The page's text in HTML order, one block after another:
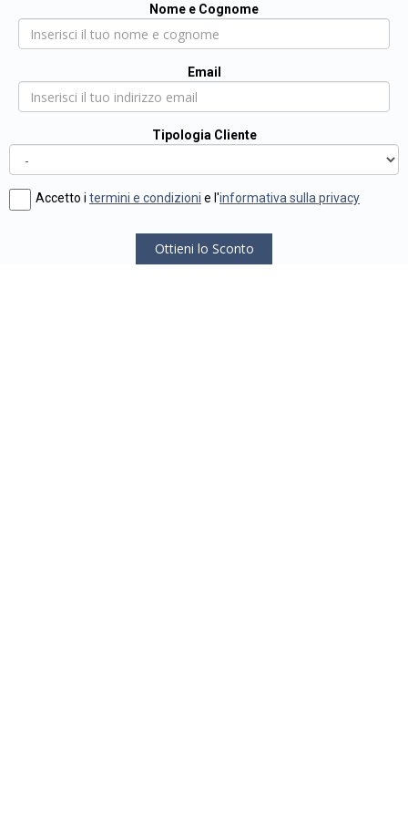
Nome e Cognome
Email
Tipologia Cliente
Accetto i termini e condizioni e l'informativa sulla privacy
Ottieni lo Sconto